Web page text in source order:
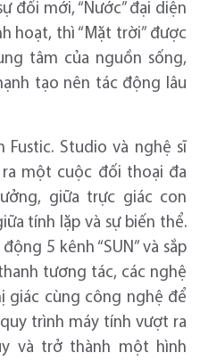
đổi mới, “Nước” đại diện
hoạt, thì “Mặt trời” được
tâm của nguồn sống,
tạo nên tác động lâu
Fustic. Studio và nghệ sĩ
ra một cuộc đối thoại đa
giữa trực giác con
tính lặp và sự biến thể.
5 kênh “SUN” và sắp
tương tác, các nghệ
giác cùng công nghệ để
trình máy tính vượt ra
và trở thành một hình